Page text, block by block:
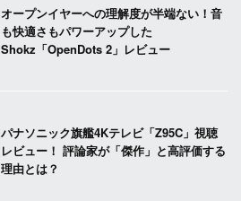
オープンイヤーへの理解度が半端ない！音
も快適さもパワーアップした
Shokz「OpenDots 2」レビュー
パナソニック旗艦4Kテレビ「Z95C」視聴
レビュー！ 評論家が「傑作」と高評価する
理由とは？